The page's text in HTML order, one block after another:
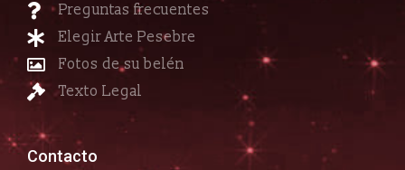
Preguntas frecuentes
Elegir Arte Pesebre
Fotos de su belén
Texto Legal
Contacto